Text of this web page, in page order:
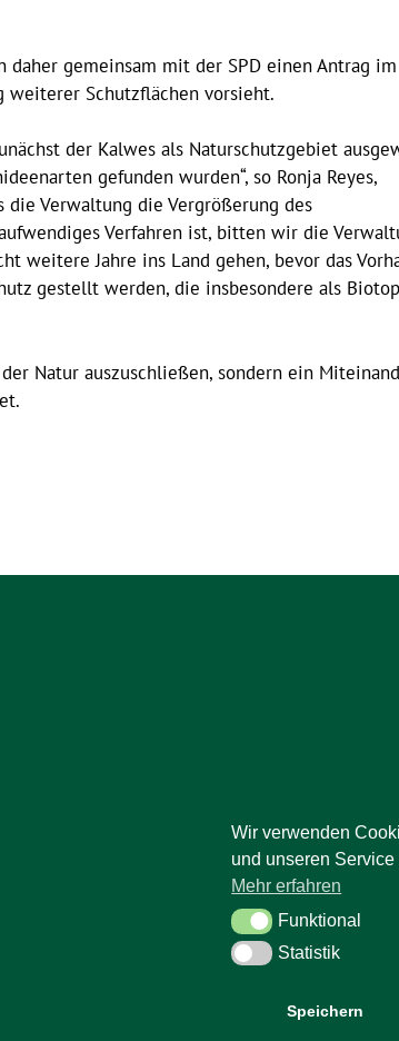
daher gemeinsam mit der SPD einen Antrag im
weiterer Schutzflächen vorsieht.
der Kalwes als Naturschutzgebiet
gefunden wurden“, so Ronja Reyes,
Verwaltung die Vergrößerung des
Verfahren ist, bitten wir die
weitere Jahre ins Land gehen, bevor das
gestellt werden, die insbesondere als
Natur auszuschließen, sondern ein
Wir verwenden
und unseren
Mehr erfahren
FunktionalFunktional
StatistikStatistik
Speichern